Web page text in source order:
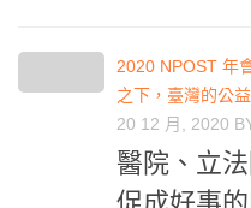
2020 NPOST 年
之下，臺灣的公
20 12 月, 2020
醫院、立